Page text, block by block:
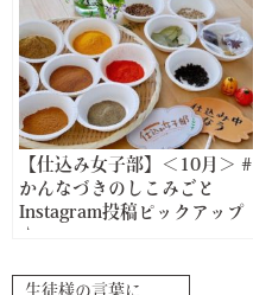
【仕込み女子部】＜10月＞ #
かんなづきのしこみごと
Instagram投稿ピックアップ